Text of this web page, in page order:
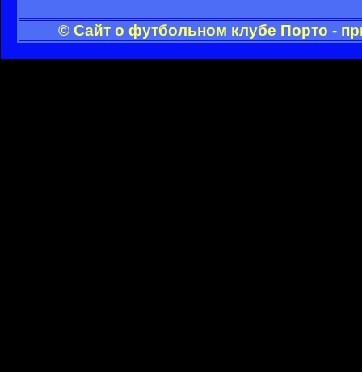
© Сайт о футбольном клубе Порто -